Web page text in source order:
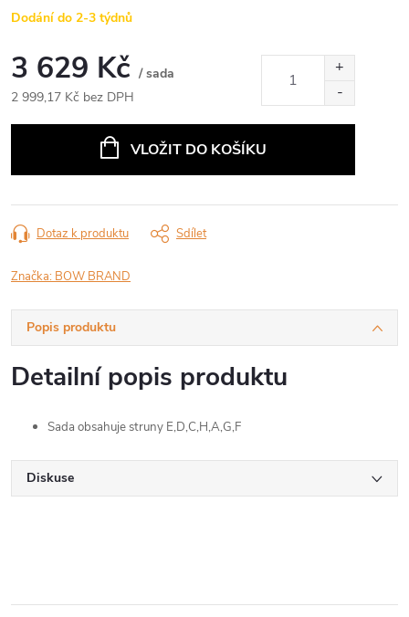
Dodání do 2-3 týdnů
3 629 Kč / sada
2 999,17 Kč bez DPH
VLOŽIT DO KOŠÍKU
Dotaz k produktu Sdílet
Značka: BOW BRAND
Popis produktu
Detailní popis produktu
Sada obsahuje struny E,D,C,H,A,G,F
Diskuse